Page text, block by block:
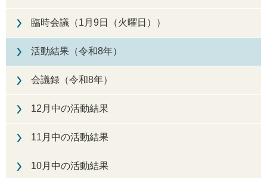
臨時会議（1月9日（火曜日））
活動結果（令和8年）
会議録（令和8年）
12月中の活動結果
11月中の活動結果
10月中の活動結果